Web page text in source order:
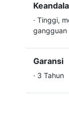
· Tinggi,
gangguan
Garansi
· 3 Tahun